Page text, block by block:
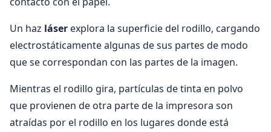
Un haz láser explora la superficie del rodillo, cargando
electrostáticamente algunas de sus partes de modo
que se correspondan con las partes de la imagen.
Mientras el rodillo gira, partículas de tinta en polvo
que provienen de otra parte de la impresora son
atraídas por el rodillo en los lugares donde está